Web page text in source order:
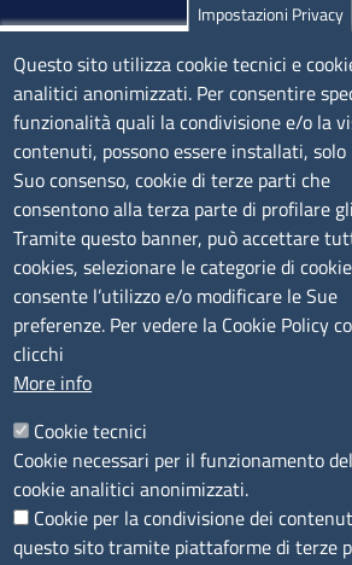
Olbia
Via Nanni 43 - 07026 Olbia
Tel. 0789 66122 | 0789 69580
mail:ufficio.olbia@ss.camcom.it
lunedì al venerdì: 9,00 - 12,00; lunedì
- 17,00
CONTATTI
Camera di Commercio, Industria,
Agricoltura di Sassari
P.IVA01047570906
Codice Fiscale 80000930901
Codice Univoco per le fatture
Impostazioni Privacy
Questo sito utilizza cookie tecnici e
analitici anonimizzati. Per consentire
funzionalità quali la condivisione e/o la
contenuti, possono essere installati, solo
Suo consenso, cookie di terze parti che
consentono alla terza parte di profilare
Tramite questo banner, può accettare
cookies, selezionare le categorie di
consente l’utilizzo e/o modificare le Sue
preferenze. Per vedere la Cookie Policy
clicchi
More info
Cookie tecnici
Cookie necessari per il funzionamento
cookie analitici anonimizzati.
Cookie per la condivisione dei
questo sito tramite piattaforme di terze